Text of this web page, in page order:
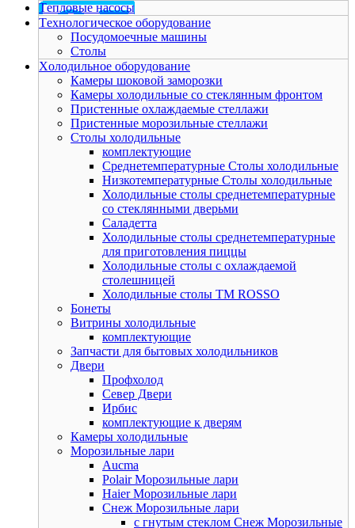
Tепловые насосы
Tехнологическое оборудование
Посудомоечные машины
Столы
Xолодильное оборудование
Камеры шоковой заморозки
Камеры холодильные со стеклянным фронтом
Пристенные охлаждаемые стеллажи
Пристенные морозильные стеллажи
Столы холодильные
комплектующие
Среднетемпературные Столы холодильные
Низкотемпературные Столы холодильные
Холодильные столы среднетемпературные
со стеклянными дверьми
Саладетта
Холодильные столы среднетемпературные
для приготовления пиццы
Холодильные столы с охлаждаемой
столешницей
Холодильные столы ТМ ROSSO
Бонеты
Витрины холодильные
комплектующие
Запчасти для бытовых холодильников
Двери
Профхолод
Север Двери
Ирбис
комплектующие к дверям
Камеры холодильные
Морозильные лари
Aucma
Polair Морозильные лари
Haier Морозильные лари
Снеж Морозильные лари
с гнутым стеклом Снеж Морозильные